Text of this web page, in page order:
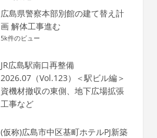
広島県警察本部別館の建て替え計
画 解体工事進む
5k件のビュー
JR広島駅南口再整備
2026.07（Vol.123）＜駅ビル編＞
資機材撤収の東側、地下広場拡張
工事など
(仮称)広島市中区基町ホテルPJ新築